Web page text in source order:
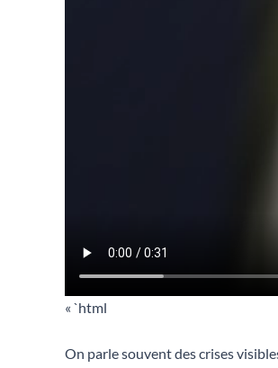
« `html
On parle souvent des crises